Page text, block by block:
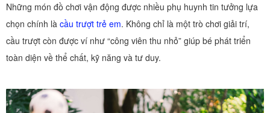
Những món đồ chơi vận động được nhiều phụ huynh tin tưởng lựa
chọn chính là cầu trượt trẻ em. Không chỉ là một trò chơi giải trí,
cầu trượt còn được ví như “công viên thu nhỏ” giúp bé phát triển
toàn diện về thể chất, kỹ năng và tư duy.